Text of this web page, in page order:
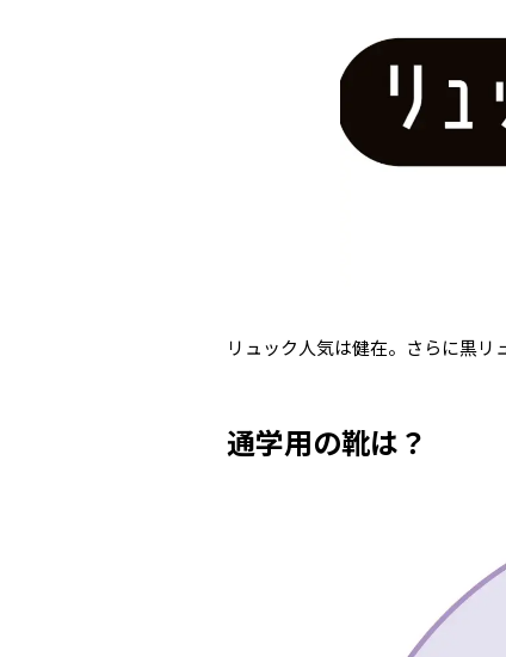
リュック人気は健在。さらに黒リ
通学用の靴は？